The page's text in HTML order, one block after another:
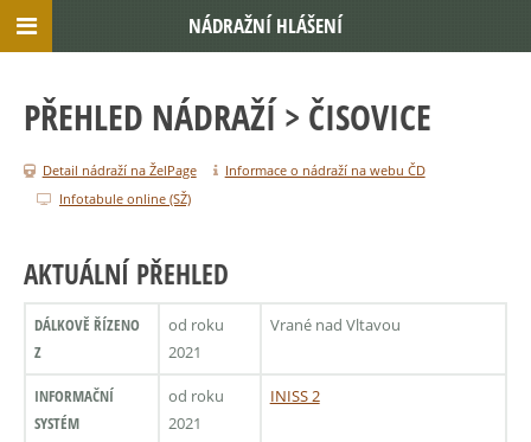
PŘEHLED NÁDRAŽÍ > ČISOVICE
Detail nádraží na ŽelPage
Informace o nádraží na webu ČD
Infotabule online (SŽ)
AKTUÁLNÍ PŘEHLED
DÁLKOVĚ ŘÍZENO
Z
od roku
2021
Vrané nad Vltavou
INFORMAČNÍ
SYSTÉM
od roku
2021
INISS 2
NÁDRAŽNÍ HLÁŠENÍ